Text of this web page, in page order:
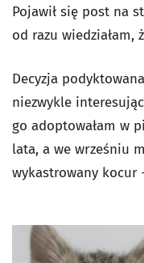
Pojawił się post na
od razu wiedziałam,
Decyzja
niezwykle
go adoptowałam w
lata, a we wrześniu
wykastrowany kocur